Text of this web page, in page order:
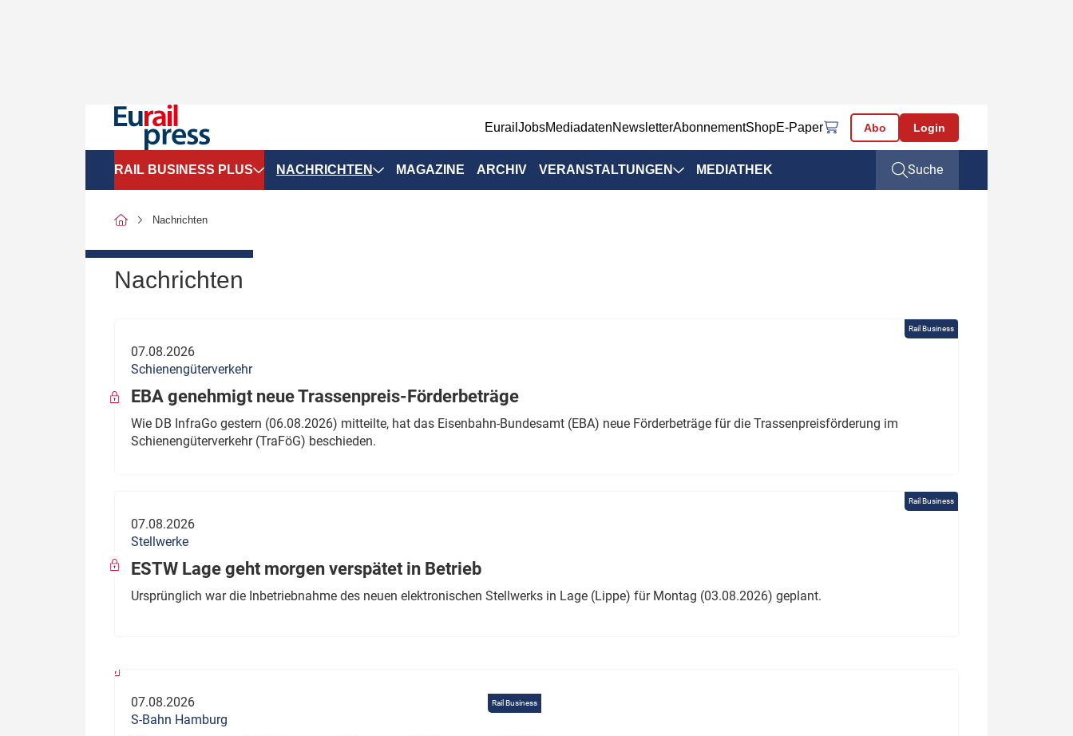
EurailJobsMediadatenNewsletterAbonnementShopE-Paper Abo Login
RAIL BUSINESS PLUS
SPNV-Marktdaten
Politik
Verbände: Wer spricht für
wen?
Thema des Monats
Dossier: Generalsanierung
Dossier: ETCS
NACHRICHTEN
Infrastruktur & Ausrüstung
ÖPNV
MAGAZINE ARCHIV VERANSTALTUNGEN MEDIATHEK Suche
Nachrichten
Nachrichten
Rail Business
07.08.2026
Schienengüterverkehr
EBA genehmigt neue Trassenpreis-Förderbeträge
Wie DB InfraGo gestern (06.08.2026) mitteilte, hat das Eisenbahn-Bundesamt (EBA) neue Förderbeträge für die Trassenpreisförderung im
Schienengüterverkehr (TraFöG) beschieden.
Rail Business
07.08.2026
Stellwerke
ESTW Lage geht morgen verspätet in Betrieb
Ursprünglich war die Inbetriebnahme des neuen elektronischen Stellwerks in Lage (Lippe) für Montag (03.08.2026) geplant.
Rail Business
07.08.2026
S-Bahn Hamburg